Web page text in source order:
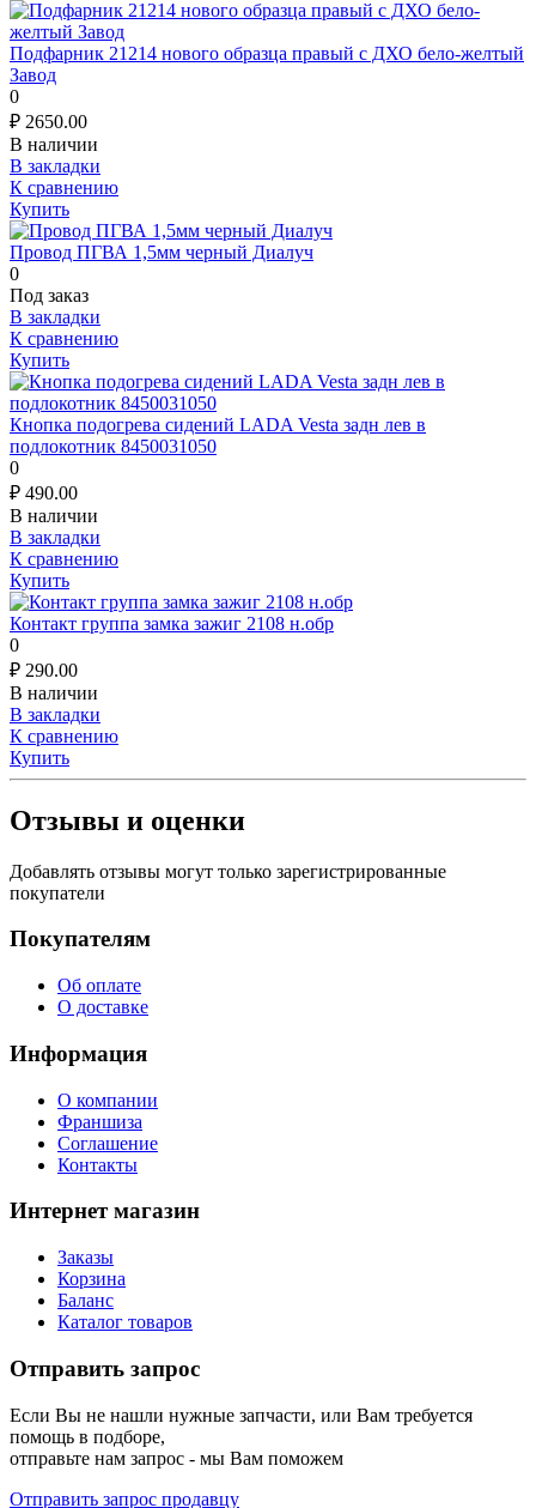
Подфарник 21214 нового образца правый с ДХО бело-желтый
Завод
0
₽ 2650.00
В наличии
В закладки
К сравнению
Купить
Провод ПГВА 1,5мм черный Диалуч
0
Под заказ
В закладки
К сравнению
Купить
Кнопка подогрева сидений LADA Vesta задн лев в
подлокотник 8450031050
0
₽ 490.00
В наличии
В закладки
К сравнению
Купить
Контакт группа замка зажиг 2108 н.обр
0
₽ 290.00
В наличии
В закладки
К сравнению
Купить
Отзывы и оценки
Добавлять отзывы могут только зарегистрированные
покупатели
Покупателям
Об оплате
О доставке
Информация
О компании
Франшиза
Соглашение
Контакты
Интернет магазин
Заказы
Корзина
Баланс
Каталог товаров
Отправить запрос
Если Вы не нашли нужные запчасти, или Вам требуется
помощь в подборе,
отправьте нам запрос - мы Вам поможем
Отправить запрос продавцу